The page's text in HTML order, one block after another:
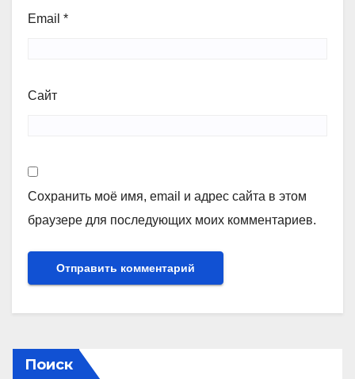
Email *
Сайт
Сохранить моё имя, email и адрес сайта в этом
браузере для последующих моих комментариев.
Поиск